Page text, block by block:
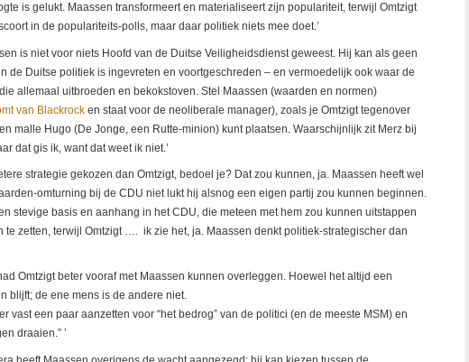
is gelukt. Maassen transformeert en materialiseert zijn populariteit, terwijl Omtzigt
in de populariteits-polls, maar daar politiek niets mee doet.’
is niet voor niets Hoofd van de Duitse Veiligheidsdienst geweest. Hij kan als geen
de Duitse politiek is ingevreten en voortgeschreden – en vermoedelijk ook waar de
allemaal uitbroeden en bekokstoven. Stel Maassen (waarden en normen)
van Blackrock en staat voor de neoliberale manager), zoals je Omtzigt tegenover
malle Hugo (De Jonge, een Rutte-minion) kunt plaatsen. Waarschijnlijk zit Merz bij
dat gis ik, want dat weet ik niet.’
strategie gekozen dan Omtzigt, bedoel je? Dat zou kunnen, ja. Maassen heeft wel
omturning bij de CDU niet lukt hij alsnog een eigen partij zou kunnen beginnen.
stevige basis en aanhang in het CDU, die meteen met hem zou kunnen uitstappen
te zetten, terwijl Omtzigt …. ik zie het, ja. Maassen denkt politiek-strategischer dan
Omtzigt beter vooraf met Maassen kunnen overleggen. Hoewel het altijd een
blijft; de ene mens is de andere niet.
vast een paar aanzetten voor “het bedrog” van de politici (en de meeste MSM) en
draaien.” ’